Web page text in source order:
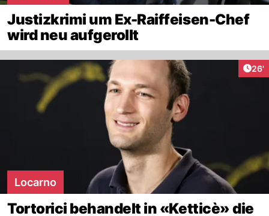
Justizkrimi um Ex-Raiffeisen-Chef
wird neu aufgerollt
26'
Locarno
Tortorici behandelt in «Ketticè» die